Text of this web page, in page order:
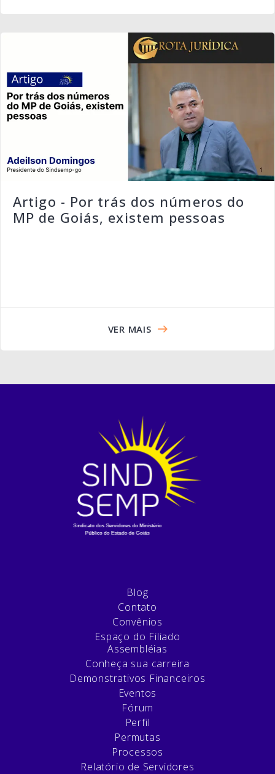
Artigo - Por trás dos números do
MP de Goiás, existem pessoas
VER MAIS
Blog
Contato
Convênios
Espaço do Filiado
Assembléias
Conheça sua carreira
Demonstrativos Financeiros
Eventos
Fórum
Perfil
Permutas
Processos
Relatório de Servidores